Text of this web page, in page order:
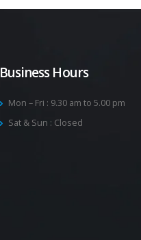
Business Hours
Mon – Fri : 9.30 am to 5.00 pm
Sat & Sun : Closed